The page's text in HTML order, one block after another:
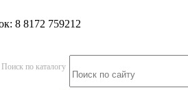
8 8172 759212
Поиск по каталогу